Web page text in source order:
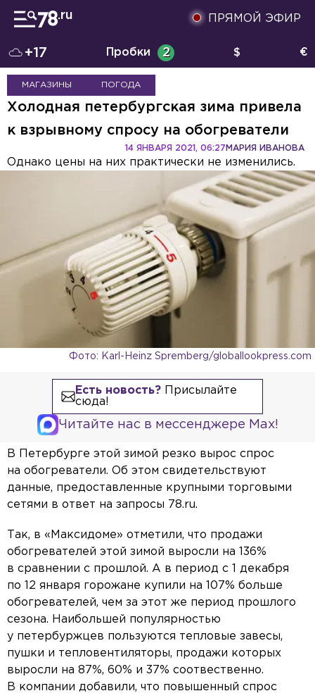
ПРЯМОЙ ЭФИР
+17 Пробки 2 $ €
МАГАЗИНЫ ПОГОДА
Холодная петербургская зима привела
к взрывному спросу на обогреватели
МАРИЯ ИВАНОВА
14 ЯНВАРЯ 2021, 06:27
Однако цены на них практически не изменились.
Фото: Karl-Heinz Spremberg/globallookpress.com
Есть новость?Присылайте
сюда!
Читайте нас в мессенджере Max!
В Петербурге этой зимой резко вырос спрос
на обогреватели. Об этом свидетельствуют
данные, предоставленные крупными торговыми
сетями в ответ на запросы 78.ru.
Так, в «Максидоме» отметили, что продажи
обогревателей этой зимой выросли на 136%
в сравнении с прошлой. А в период с 1 декабря
по 12 января горожане купили на 107% больше
обогревателей, чем за этот же период прошлого
сезона. Наибольшей популярностью
у петербуржцев пользуются тепловые завесы,
пушки и тепловентиляторы, продажи которых
выросли на 87%, 60% и 37% соотвественно.
В компании добавили, что повышенный спрос